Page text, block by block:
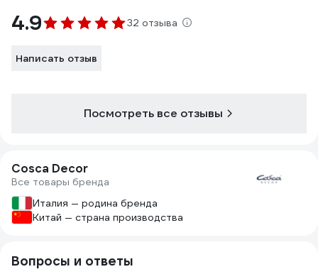
4.9 32 отзыва
Написать отзыв
Посмотреть все отзывы
Cosca Decor
Все товары бренда
Италия — родина бренда
Китай — страна производства
Вопросы и ответы